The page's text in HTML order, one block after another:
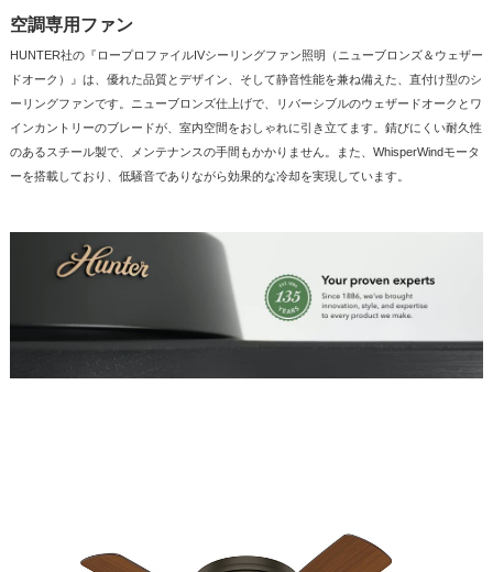
空調専用ファン
HUNTER社の『ロープロファイルIVシーリングファン照明（ニューブロンズ＆ウェザー
ドオーク）』は、優れた品質とデザイン、そして静音性能を兼ね備えた、直付け型のシ
ーリングファンです。ニューブロンズ仕上げで、リバーシブルのウェザードオークとワ
インカントリーのブレードが、室内空間をおしゃれに引き立てます。錆びにくい耐久性
のあるスチール製で、メンテナンスの手間もかかりません。また、WhisperWindモータ
ーを搭載しており、低騒音でありながら効果的な冷却を実現しています。